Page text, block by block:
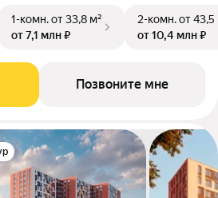
1-комн.от 33,8 м²
от 7,1 млн ₽
2-комн.от 43,5
от 10,4 млн ₽
Позвоните мне